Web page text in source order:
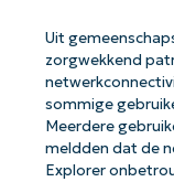
Uit
zorgwekkend
sommige
Meerdere
meldden dat de
Explorer